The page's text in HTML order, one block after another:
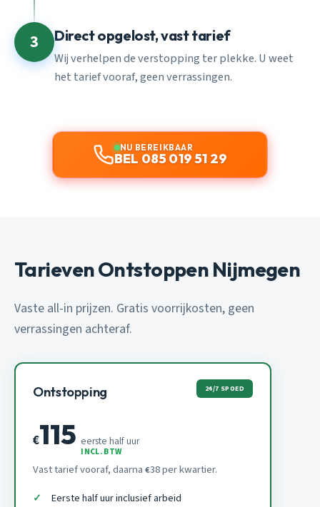
3 Direct opgelost, vast tarief
Wij verhelpen de verstopping ter plekke. U weet
het tarief vooraf, geen verrassingen.
NU BEREIKBAAR
BEL 085 019 51 29
Tarieven Ontstoppen Nijmegen
Vaste all-in prijzen. Gratis voorrijkosten, geen
verrassingen achteraf.
Ontstopping 24/7 SPOED
€115 eerste half uur
INCL. BTW
Vast tarief vooraf, daarna €38 per kwartier.
Eerste half uur inclusief arbeid